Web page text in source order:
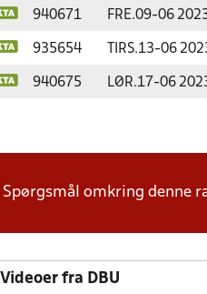
940671 FRE.09-06
935654 TIRS.13-06
940675 LØR.17-06
Spørgsmål omkring denne
Videoer fra DBU